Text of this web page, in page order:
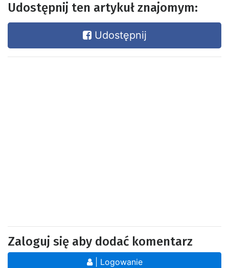
Udostępnij ten artykuł znajomym:
Udostępnij
Zaloguj się aby dodać komentarz
| Logowanie